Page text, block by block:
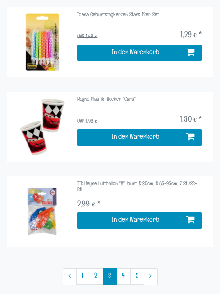
Idena Geburtstagkerzen Stars 12er Set
UVP 1,49 € 1,29 € *
In den Warenkorb
Heyne Plastik-Becher "Cars"
UVP 1,99 € 1,30 € *
In den Warenkorb
TIB Heyne Luftballon "8", bunt, D:30cm, U:85-95cm, 7 St./SB-
Btl.
2,99 € *
In den Warenkorb
2 3 4 5